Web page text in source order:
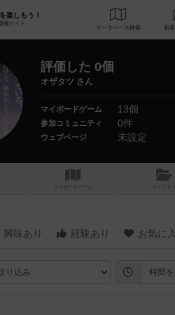
楽しもう！
報サイト
データベース 検索
評価した 0個
オザタツ さん
マイボードゲーム 13個
参加コミュニティ 0件
ウェブページ 未設定
マイボードゲーム マイリスト
興味あり 経験あり お気に